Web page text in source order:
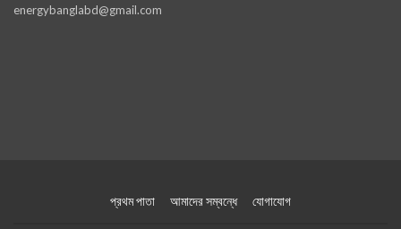
energybanglabd@gmail.com
প্রথম পাতা আমাদের সম্বন্ধে যোগাযোগ